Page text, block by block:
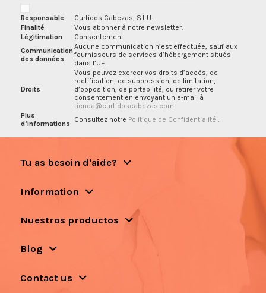
Responsable
Curtidos Cabezas, S.L.U.
Finalité
Vous abonner à notre newsletter.
Légitimation
Consentement
Communication
des données
Aucune communication n’est effectuée, sauf aux
fournisseurs de services d’hébergement situés
dans l’UE.
Droits
Vous pouvez exercer vos droits d’accès, de
rectification, de suppression, de limitation,
d’opposition, de portabilité, ou retirer votre
consentement en envoyant un e-mail à
tienda@curtidoscabezas.com
Plus
d’informations
Consultez notre Politique de Confidentialité .
Tu as besoin d'aide?
Information
Nuestros productos
Blog
Contact us